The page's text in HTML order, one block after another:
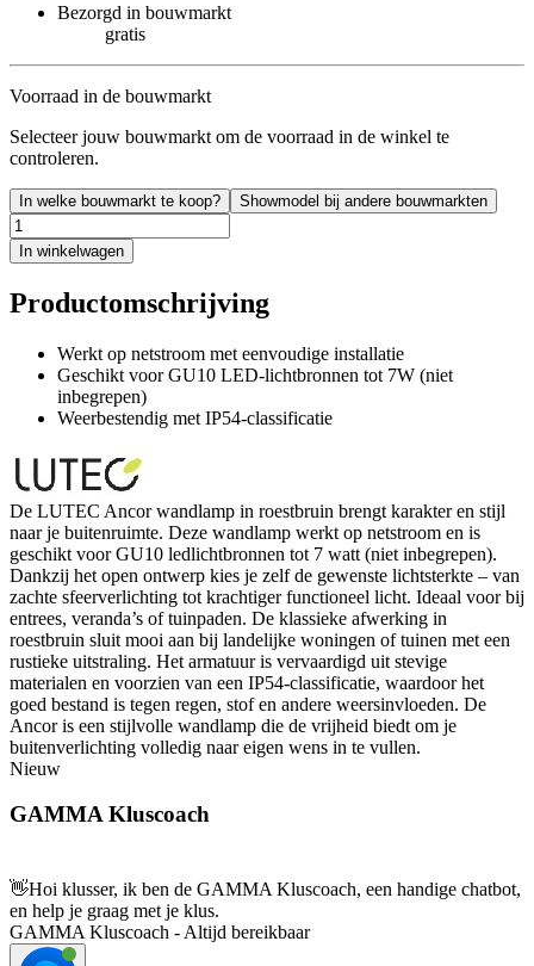
Bezorgd in bouwmarkt
gratis
Voorraad in de bouwmarkt
Selecteer jouw bouwmarkt om de voorraad in de winkel te
controleren.
In welke bouwmarkt te koop? Showmodel bij andere bouwmarkten
In winkelwagen
Productomschrijving
Werkt op netstroom met eenvoudige installatie
Geschikt voor GU10 LED-lichtbronnen tot 7W (niet
inbegrepen)
Weerbestendig met IP54-classificatie
De LUTEC Ancor wandlamp in roestbruin brengt karakter en stijl
naar je buitenruimte. Deze wandlamp werkt op netstroom en is
geschikt voor GU10 ledlichtbronnen tot 7 watt (niet inbegrepen).
Dankzij het open ontwerp kies je zelf de gewenste lichtsterkte – van
zachte sfeerverlichting tot krachtiger functioneel licht. Ideaal voor bij
entrees, veranda’s of tuinpaden. De klassieke afwerking in
roestbruin sluit mooi aan bij landelijke woningen of tuinen met een
rustieke uitstraling. Het armatuur is vervaardigd uit stevige
materialen en voorzien van een IP54-classificatie, waardoor het
goed bestand is tegen regen, stof en andere weersinvloeden. De
Ancor is een stijlvolle wandlamp die de vrijheid biedt om je
buitenverlichting volledig naar eigen wens in te vullen.
Nieuw
GAMMA Kluscoach
👋Hoi klusser, ik ben de GAMMA Kluscoach, een handige chatbot,
en help je graag met je klus.
GAMMA Kluscoach - Altijd bereikbaar